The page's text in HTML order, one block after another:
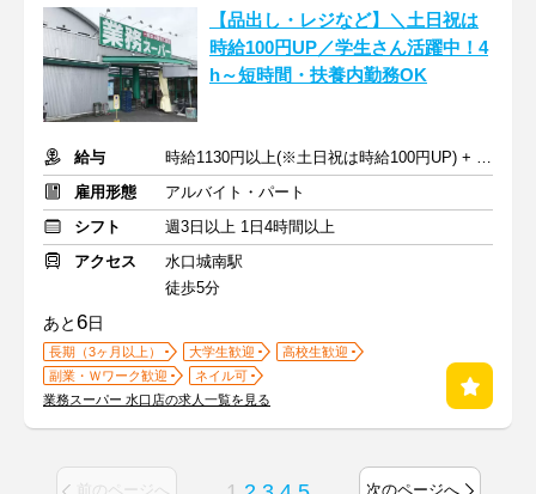
【品出し・レジなど】＼土日祝は
時給100円UP／学生さん活躍中！4
h～短時間・扶養内勤務OK
給与
時給1130円以上(※土日祝は時給100円UP) + 交通費支給
雇用形態
アルバイト・パート
シフト
週3日以上 1日4時間以上
アクセス
水口城南駅
徒歩5分
あと6日
長期（3ヶ月以上） 大学生歓迎
高校生歓迎
副業・Ｗワーク歓迎
ネイル可
業務スーパー 水口店の求人一覧を見る
前のページへ 次のページへ